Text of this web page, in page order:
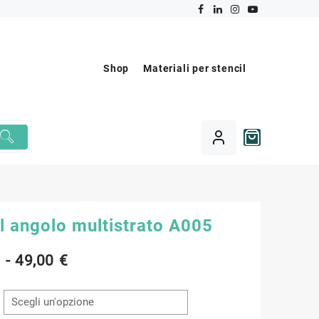
Shop Materiali per stencil
angolo multistrato A005
- 49,00 €Fascia
di